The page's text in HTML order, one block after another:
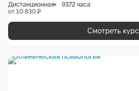
Дистанционная
9372 часа
от 10 830 ₽
Смотреть курс